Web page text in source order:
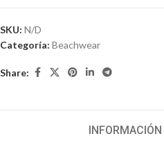
SKU: N/D
Categoría: Beachwear
Share: